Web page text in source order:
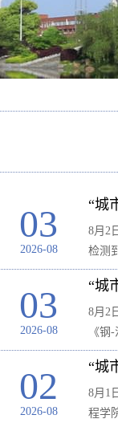
03
2026-08
“城
8月2
检测
03
2026-08
“城
8月2
《
02
2026-08
“城
8月1
程学